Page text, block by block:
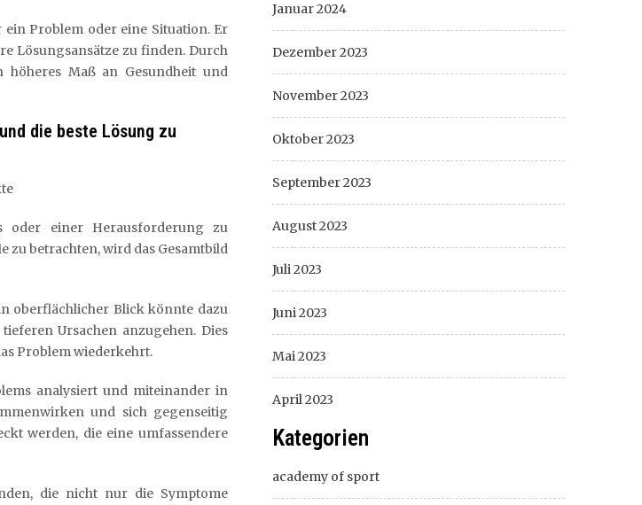
Problem oder eine Situation. Er
Lösungsansätze zu finden. Durch
Maß an Gesundheit und
die beste Lösung zu
oder einer Herausforderung zu
zu betrachten, wird das Gesamtbild
oberflächlicher Blick könnte dazu
Ursachen anzugehen. Dies
Problem wiederkehrt.
analysiert und miteinander in
und sich gegenseitig
werden, die eine umfassendere
die nicht nur die Symptome
Januar 2024
Dezember 2023
November 2023
Oktober 2023
September 2023
August 2023
Juli 2023
Juni 2023
Mai 2023
April 2023
Kategorien
academy of sport